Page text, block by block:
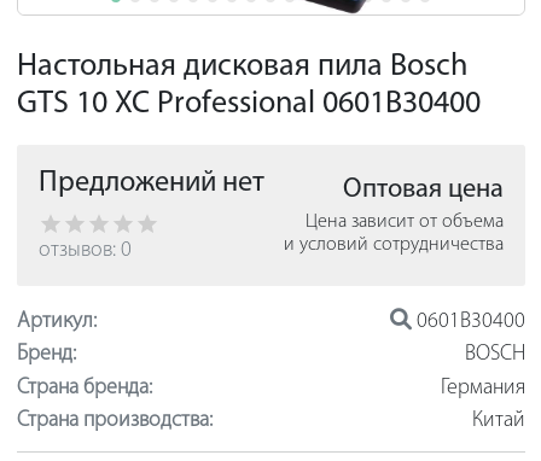
Настольная дисковая пила Bosch
GTS 10 XC Professional 0601B30400
Предложений нет
отзывов: 0
Оптовая цена
Цена зависит от объема
и условий сотрудничества
Артикул:
0601B30400
Бренд:
BOSCH
Страна бренда:
Германия
Страна производства:
Китай